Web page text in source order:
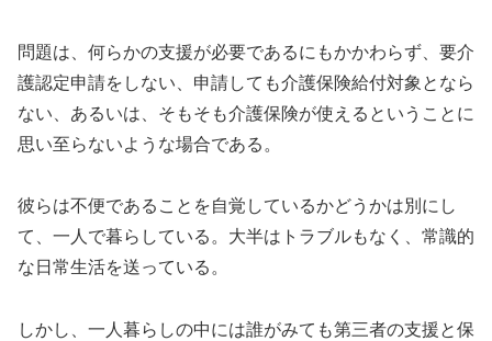
問題は、何らかの支援が必要であるにもかかわらず、要介
護認定申請をしない、申請しても介護保険給付対象となら
ない、あるいは、そもそも介護保険が使えるということに
思い至らないような場合である。
彼らは不便であることを自覚しているかどうかは別にし
て、一人で暮らしている。大半はトラブルもなく、常識的
な日常生活を送っている。
しかし、一人暮らしの中には誰がみても第三者の支援と保